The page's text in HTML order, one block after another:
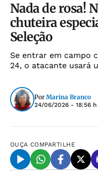
Nada de rosa!
chuteira
Seleção
Se entrar em campo
24, o atacante usará
Por Marina Branco
24/06/2026 - 18:56 h
OUÇA COMPARTILHE